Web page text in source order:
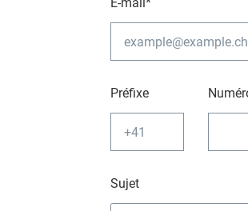
Préfixe
Sujet